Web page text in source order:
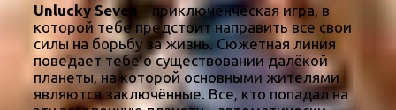
Unlucky Seven – приключенческая игра, в
которой тебе предстоит направить все свои
силы на борьбу за жизнь. Сюжетная линия
поведает тебе о существовании далёкой
планеты, на которой основными жителями
являются заключённые. Все, кто попадал на